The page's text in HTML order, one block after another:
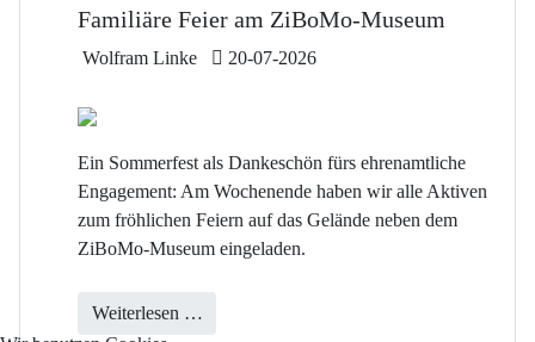
Familiäre Feier am ZiBoMo-Museum
Details
Wolfram Linke 20-07-2026
Ein Sommerfest als Dankeschön fürs ehrenamtliche
Engagement: Am Wochenende haben wir alle Aktiven
zum fröhlichen Feiern auf das Gelände neben dem
ZiBoMo-Museum eingeladen.
Weiterlesen …